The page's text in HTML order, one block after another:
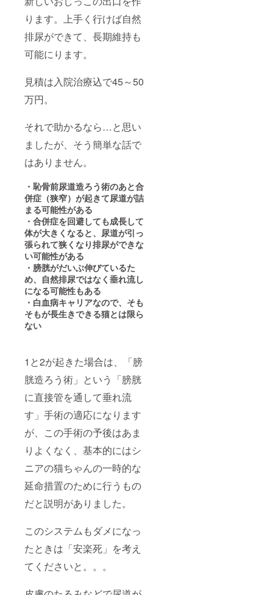
ります。上手く行けば自然
排尿ができて、長期維持も
可能にります。
見積は入院治療込で45～50
万円。
それで助かるなら…と思い
ましたが、そう簡単な話で
はありません。
・恥骨前尿道造ろう術のあと合
併症（狭窄）が起きて尿道が詰
まる可能性がある
・合併症を回避しても成長して
体が大きくなると、尿道が引っ
張られて狭くなり排尿ができな
い可能性がある
・膀胱がだいぶ伸びているた
め、自然排尿ではなく垂れ流し
になる可能性もある
・白血病キャリアなので、そも
そもが長生きできる猫とは限ら
ない
1と2が起きた場合は、「膀
胱造ろう術」という「膀胱
に直接管を通して垂れ流
す」手術の適応になります
が、この手術の予後はあま
りよくなく、基本的にはシ
ニアの猫ちゃんの一時的な
延命措置のために行うもの
だと説明がありました。
このシステムもダメになっ
たときは「安楽死」を考え
てくださいと。。。